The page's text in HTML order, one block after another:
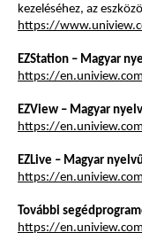
kezeléséhez, az
https://
EZStation – Magyar
https://
EZView – Magyar
https://
EZLive – Magyar
https://
További
https://